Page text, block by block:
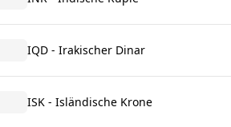
IQD - Irakischer Dinar
ISK - Isländische Krone